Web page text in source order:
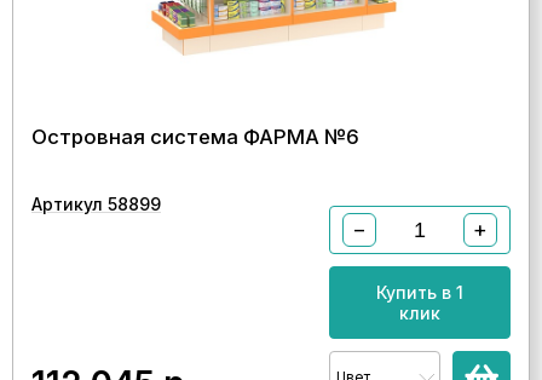
Островная система ФАРМА №6
Артикул 58899
− +
Купить в 1
клик